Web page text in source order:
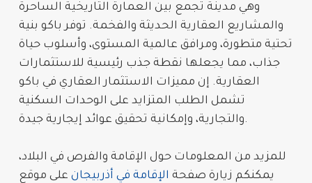
وهي مدينة تجمع بين العمارة التاريخية الساحرة
والمشاريع العقارية الحديثة والفخمة. توفر باكو بنية
تحتية متطورة، ومرافق عالمية المستوى، وأسلوب حياة
جذاب، مما يجعلها نقطة جذب رئيسية للاستثمارات
العقارية. إن مميزات الاستثمار العقاري في باكو
تشمل الطلب المتزايد على الوحدات السكنية
والتجارية، وإمكانية تحقيق عوائد إيجارية جيدة.
للمزيد من المعلومات حول الإقامة والفرص في البلاد،
يمكنكم زيارة صفحة الإقامة في أذربيجان على موقع